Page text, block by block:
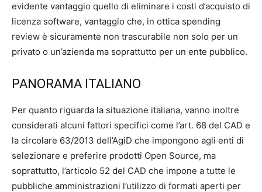
evidente vantaggio quello di eliminare i costi d’acquisto di
licenza software, vantaggio che, in ottica spending
review è sicuramente non trascurabile non solo per un
privato o un’azienda ma soprattutto per un ente pubblico.
PANORAMA ITALIANO
Per quanto riguarda la situazione italiana, vanno inoltre
considerati alcuni fattori specifici come l’art. 68 del CAD e
la circolare 63/2013 dell’AgiD che impongono agli enti di
selezionare e preferire prodotti Open Source, ma
soprattutto, l’articolo 52 del CAD che impone a tutte le
pubbliche amministrazioni l’utilizzo di formati aperti per